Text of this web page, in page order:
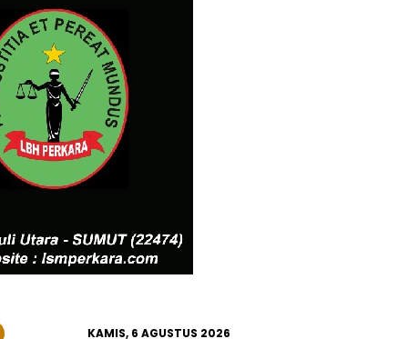
KAMIS, 6 AGUSTUS 2026